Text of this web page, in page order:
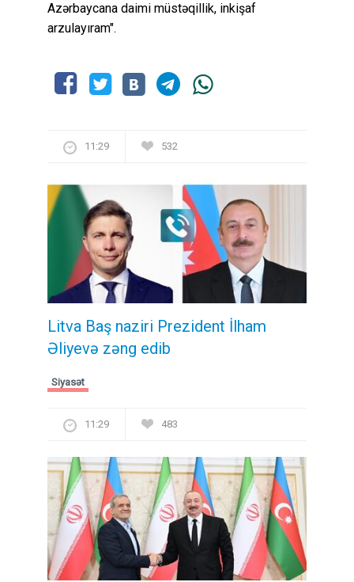
Azərbaycana daimi müstəqillik, inkişaf
arzulayıram".
11:29 532
Litva Baş naziri Prezident İlham
Əliyevə zəng edib
Siyasət
11:29 483